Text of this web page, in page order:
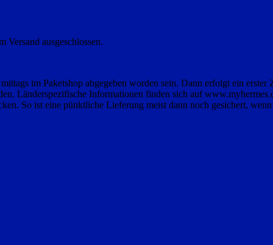
Versand ausgeschlossen.
im Paketshop abgegeben worden sein. Dann erfolgt ein
Länderspezifische Informationen finden sich auf
So ist eine pünktliche Lieferung meist dann noch gesichert,